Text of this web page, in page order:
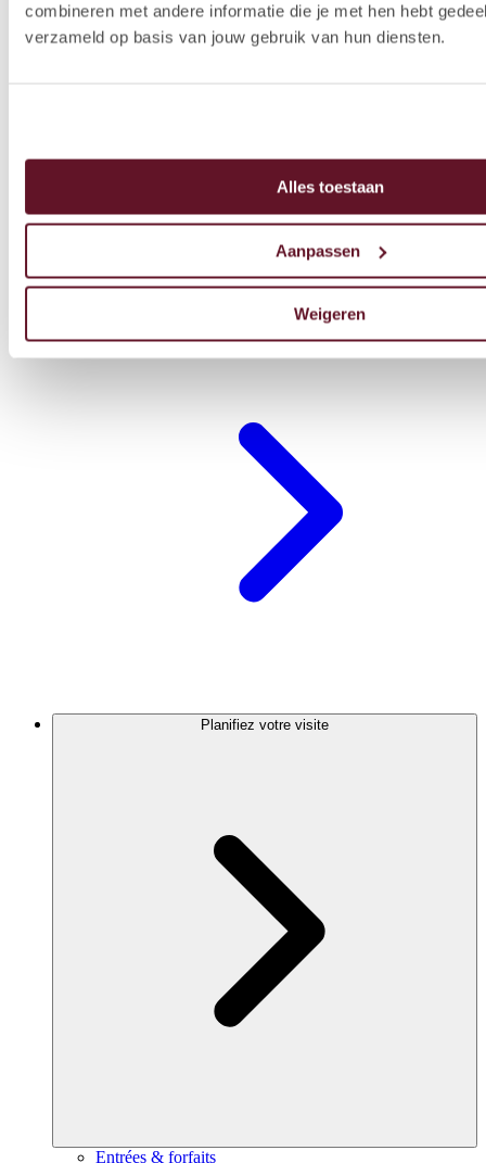
combineren met andere informatie die je met hen hebt
verzameld op basis van jouw gebruik van hun diensten.
Alles toestaan
Aanpassen
Weigeren
Planifiez votre visite
Entrées & forfaits